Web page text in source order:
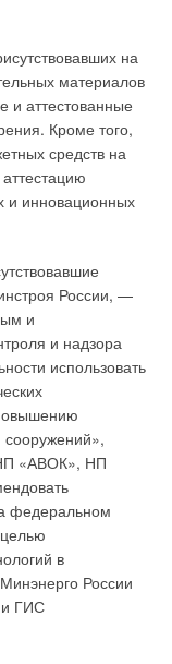
на
материалов
и аттестованные
Кроме того,
средств на
и инновационных
России, —
и
и надзора
использовать
сооружений»,
«АВОК», НП
федеральном
в
России
ГИС